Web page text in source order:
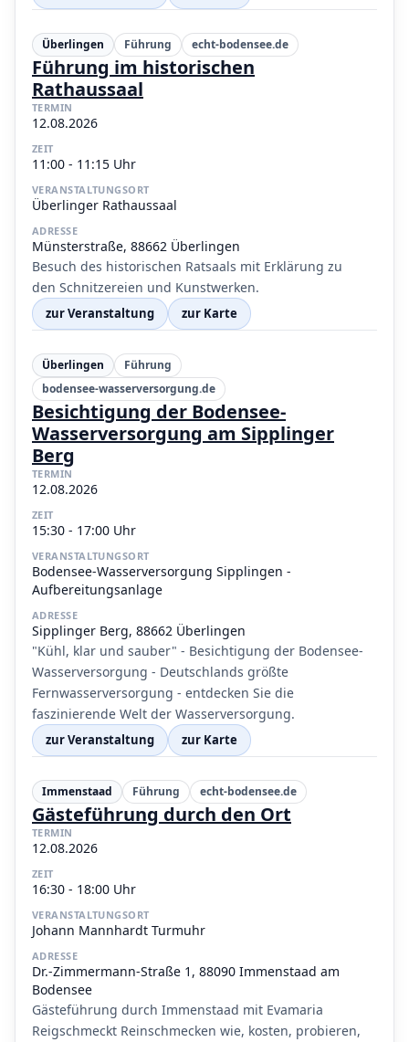
Überlingen Führung echt-bodensee.de
Führung im historischen
Rathaussaal
TERMIN
12.08.2026
ZEIT
11:00 - 11:15 Uhr
VERANSTALTUNGSORT
Überlinger Rathaussaal
ADRESSE
Münsterstraße, 88662 Überlingen
Besuch des historischen Ratsaals mit Erklärung zu
den Schnitzereien und Kunstwerken.
zur Veranstaltung zur Karte
Überlingen
Führung
bodensee-wasserversorgung.de
Besichtigung der Bodensee-
Wasserversorgung am Sipplinger
Berg
TERMIN
12.08.2026
ZEIT
15:30 - 17:00 Uhr
VERANSTALTUNGSORT
Bodensee-Wasserversorgung Sipplingen -
Aufbereitungsanlage
ADRESSE
Sipplinger Berg, 88662 Überlingen
"Kühl, klar und sauber" - Besichtigung der Bodensee-
Wasserversorgung - Deutschlands größte
Fernwasserversorgung - entdecken Sie die
faszinierende Welt der Wasserversorgung.
zur Veranstaltung zur Karte
Immenstaad Führung echt-bodensee.de
Gästeführung durch den Ort
TERMIN
12.08.2026
ZEIT
16:30 - 18:00 Uhr
VERANSTALTUNGSORT
Johann Mannhardt Turmuhr
ADRESSE
Dr.-Zimmermann-Straße 1, 88090 Immenstaad am
Bodensee
Gästeführung durch Immenstaad mit Evamaria
Reigschmeckt Reinschmecken wie, kosten, probieren,